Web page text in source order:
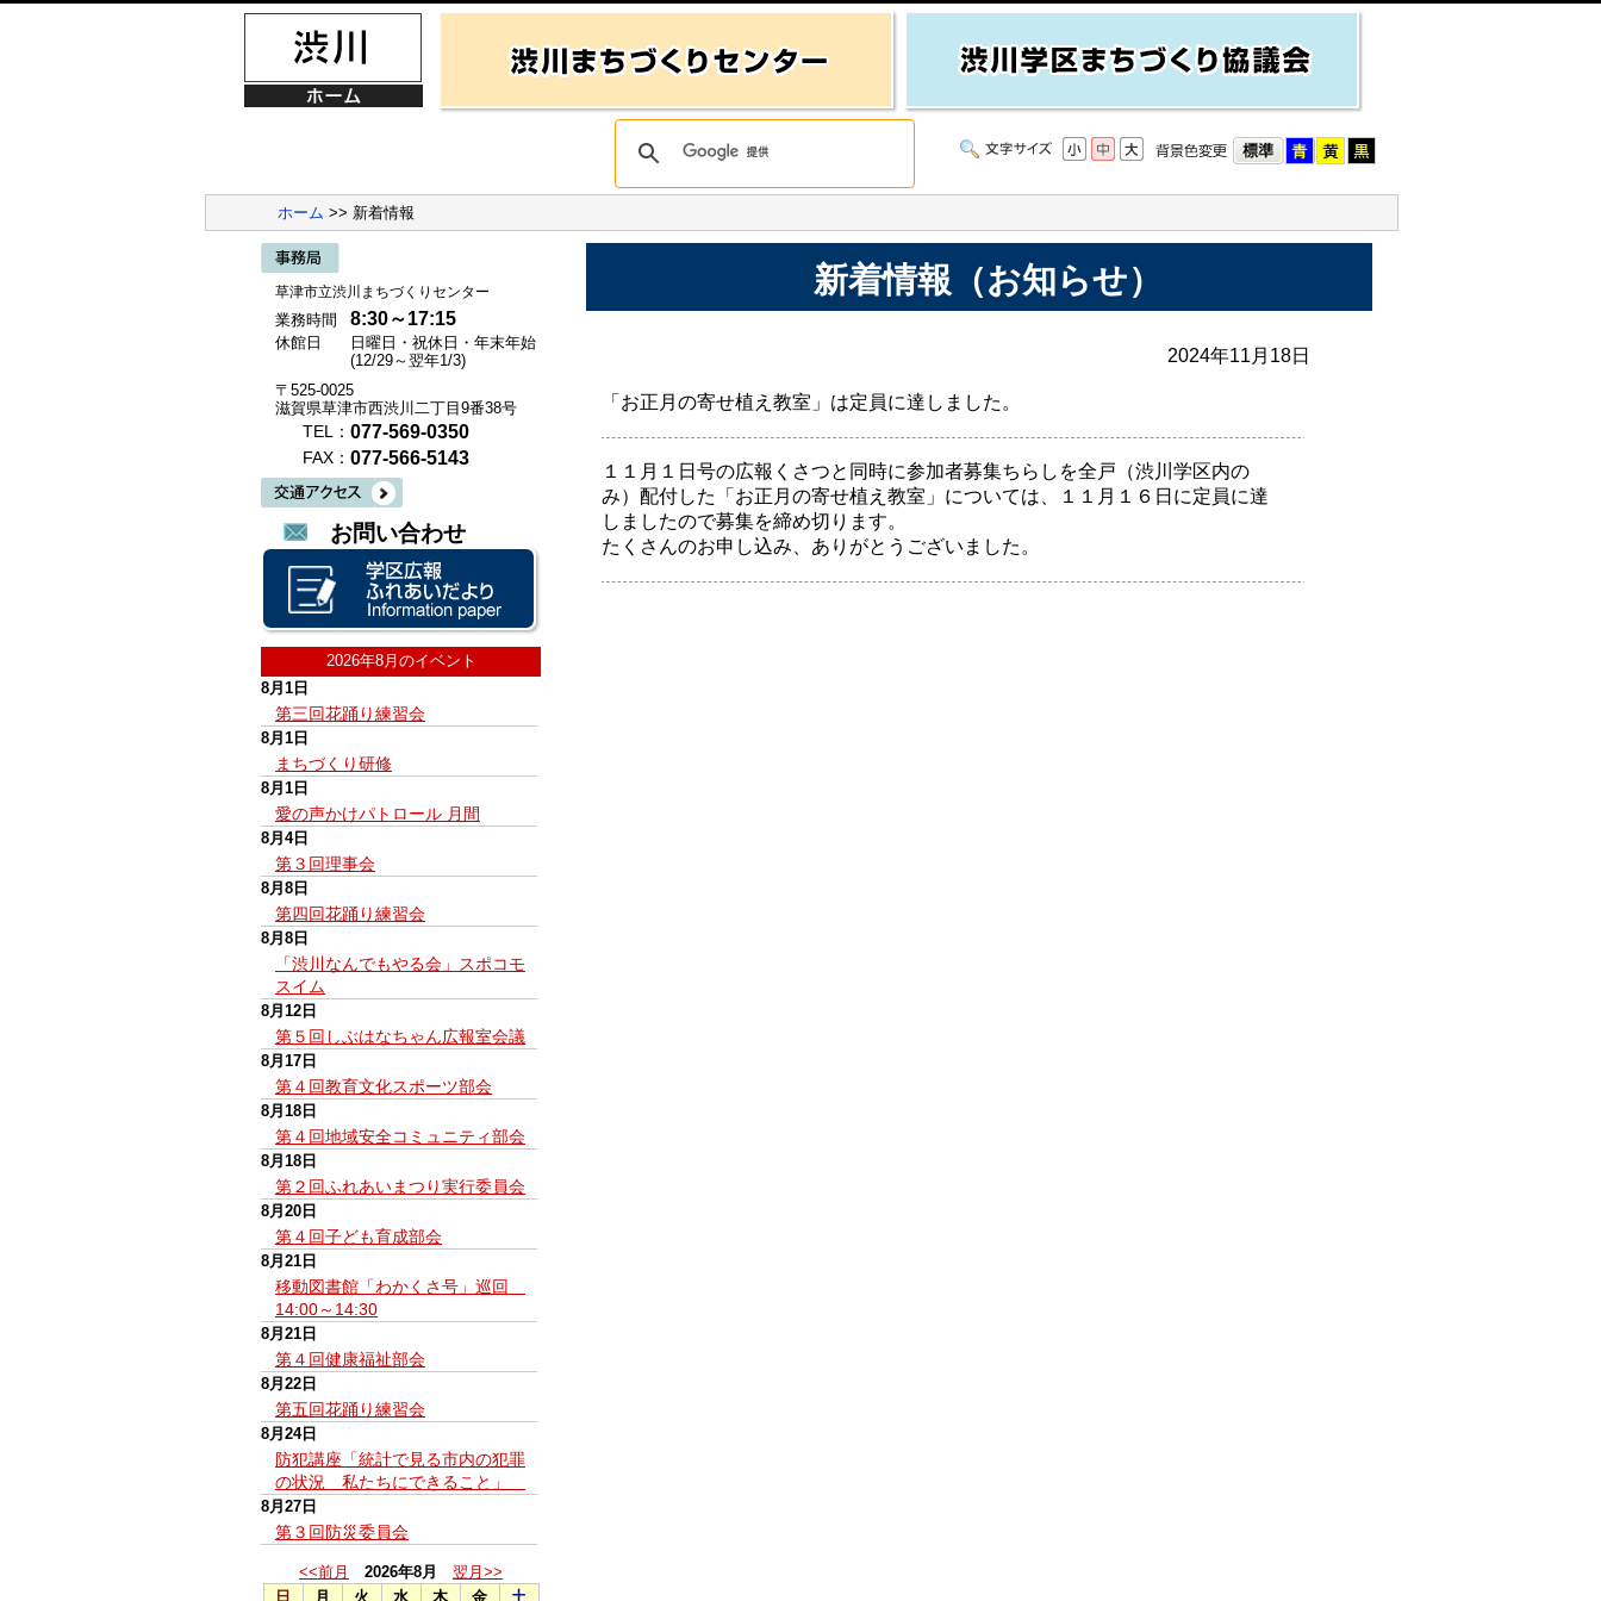
ホーム >> 新着情報
草津市立渋川まちづくりセンター
業務時間 8:30～17:15
休館日
日曜日・祝休日・年末年始
(12/29～翌年1/3)
〒525-0025
滋賀県草津市西渋川二丁目9番38号
TEL： 077-569-0350
FAX： 077-566-5143
お問い合わせ
2026年8月のイベント
8月1日
第三回花踊り練習会
8月1日
まちづくり研修
8月1日
愛の声かけパトロール 月間
8月4日
第３回理事会
8月8日
第四回花踊り練習会
8月8日
「渋川なんでもやる会」スポコモ
スイム
8月12日
第５回しぶはなちゃん広報室会議
8月17日
第４回教育文化スポーツ部会
8月18日
第４回地域安全コミュニティ部会
8月18日
第２回ふれあいまつり実行委員会
8月20日
第４回子ども育成部会
8月21日
移動図書館「わかくさ号」巡回
14:00～14:30
8月21日
第４回健康福祉部会
8月22日
第五回花踊り練習会
8月24日
防犯講座「統計で見る市内の犯罪
の状況 私たちにできること」
8月27日
第３回防災委員会
<<前月 2026年8月
翌月>>
日
月 火 水 木 金 土
新着情報（お知らせ）
2024年11月18日
「お正月の寄せ植え教室」は定員に達しました。
１１月１日号の広報くさつと同時に参加者募集ちらしを全戸（渋川学区内の
み）配付した「お正月の寄せ植え教室」については、１１月１６日に定員に達
しましたので募集を締め切ります。
たくさんのお申し込み、ありがとうございました。